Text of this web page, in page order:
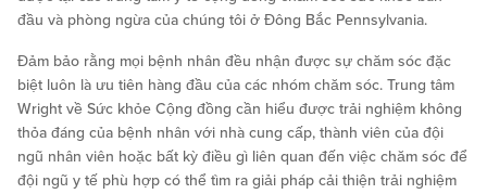
đầu và phòng ngừa của chúng tôi ở Đông Bắc Pennsylvania.
Đảm bảo rằng mọi bệnh nhân đều nhận được sự chăm sóc đặc
biệt luôn là ưu tiên hàng đầu của các nhóm chăm sóc. Trung tâm
Wright về Sức khỏe Cộng đồng cần hiểu được trải nghiệm không
thỏa đáng của bệnh nhân với nhà cung cấp, thành viên của đội
ngũ nhân viên hoặc bất kỳ điều gì liên quan đến việc chăm sóc để
đội ngũ y tế phù hợp có thể tìm ra giải pháp cải thiện trải nghiệm